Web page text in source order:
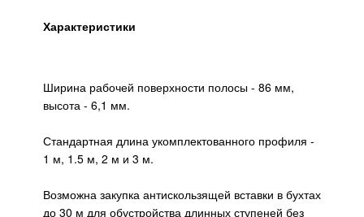
Характеристики
Ширина рабочей поверхности полосы - 86 мм,
высота - 6,1 мм.
Стандартная длина укомплектованного профиля -
1 м, 1.5 м, 2 м и 3 м.
Возможна закупка антискользящей вставки в бухтах
до 30 м для обустройства длинных ступеней без